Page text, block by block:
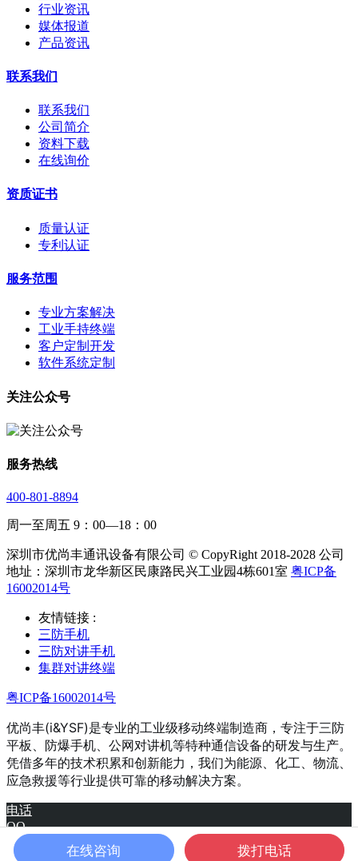
行业资讯
媒体报道
产品资讯
联系我们
联系我们
公司简介
资料下载
在线询价
资质证书
质量认证
专利认证
服务范围
专业方案解决
工业手持终端
客户定制开发
软件系统定制
关注公众号
服务热线
400-801-8894
周一至周五 9：00—18：00
深圳市优尚丰通讯设备有限公司 © CopyRight 2018-2028 公司
地址：深圳市龙华新区民康路民兴工业园4栋601室 粤ICP备
16002014号
友情链接 :
三防手机
三防对讲手机
集群对讲终端
粤ICP备16002014号
优尚丰(i&YSF)是专业的工业级移动终端制造商，专注于三防
平板、防爆手机、公网对讲机等特种通信设备的研发与生产。
凭借多年的技术积累和创新能力，我们为能源、化工、物流、
应急救援等行业提供可靠的移动解决方案。
电话
QQ
产品
在线咨询 拨打电话